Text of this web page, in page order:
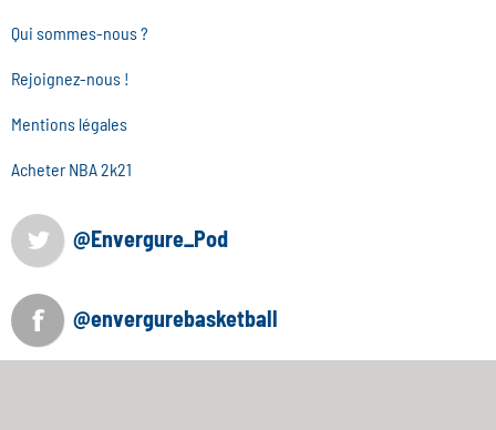
Qui sommes-nous ?
Rejoignez-nous !
Mentions légales
Acheter NBA 2k21
@Envergure_Pod
@envergurebasketball